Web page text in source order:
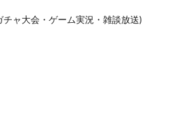
ャ大会・ゲーム実況・雑談放送)